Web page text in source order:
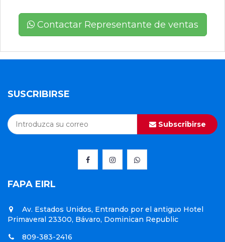
Contactar Representante de ventas
SUSCRIBIRSE
Subscribirse
FAPA EIRL
Av. Estados Unidos, Entrando por el antiguo Hotel
Primaveral 23300, Bávaro, Dominican Republic
809-383-2416